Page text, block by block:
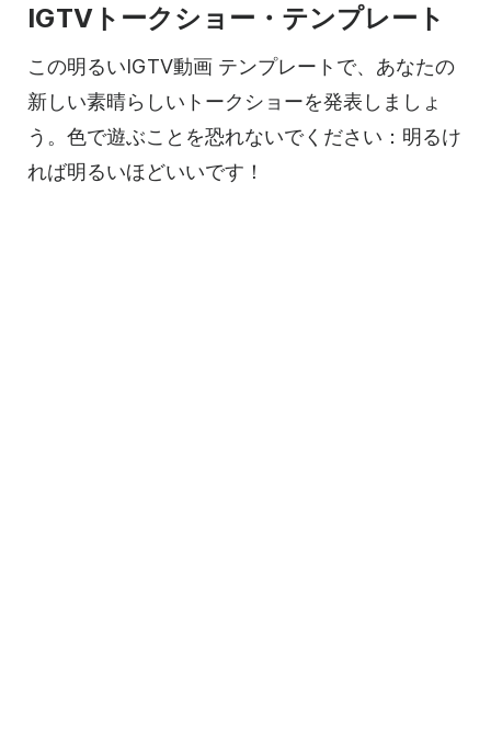
IGTVトークショー・ テンプレート
この明るいIGTV動画 テンプレートで、あなたの
新しい素晴らしいトークショーを発表しましょ
う。色で遊ぶことを恐れないでください：明るけ
れば明るいほどいいです！